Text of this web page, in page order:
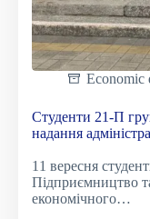
Economic
Студенти 21-П
надання
11 вересня
Підприємництво
економічного…